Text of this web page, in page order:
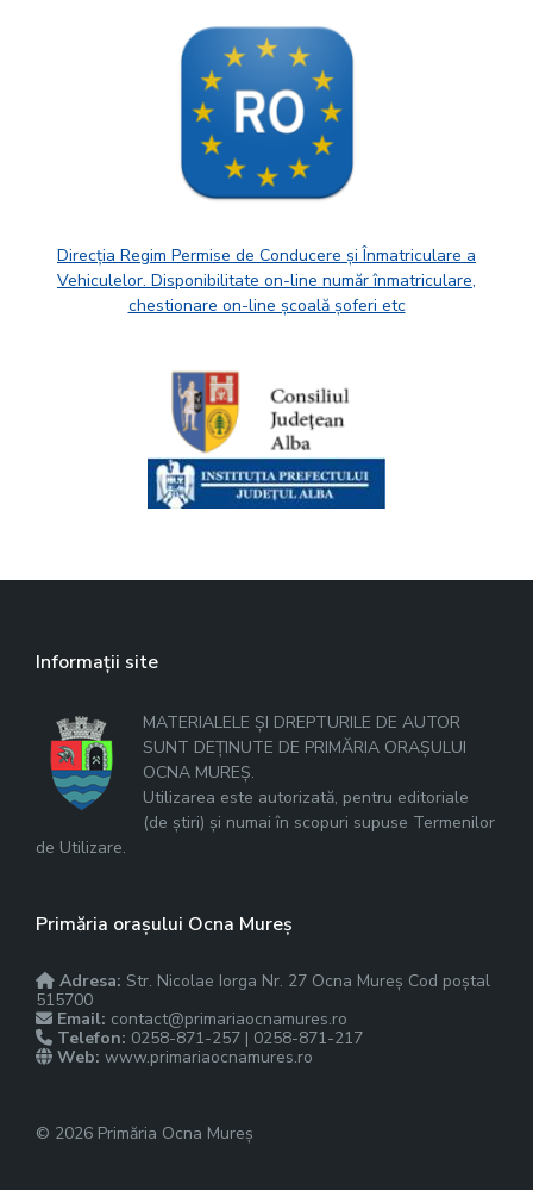
Direcția Regim Permise de Conducere și Înmatriculare a
Vehiculelor. Disponibilitate on-line număr înmatriculare,
chestionare on-line școală șoferi etc
Informații site
MATERIALELE ȘI DREPTURILE DE AUTOR
SUNT DEȚINUTE DE PRIMĂRIA ORAȘULUI
OCNA MUREȘ.
Utilizarea este autorizată, pentru editoriale
(de știri) și numai în scopuri supuse Termenilor
de Utilizare.
Primăria orașului Ocna Mureș
Adresa: Str. Nicolae Iorga Nr. 27 Ocna Mureș Cod poștal
515700
Email: contact@primariaocnamures.ro
Telefon: 0258-871-257 | 0258-871-217
Web: www.primariaocnamures.ro
© 2026 Primăria Ocna Mureș